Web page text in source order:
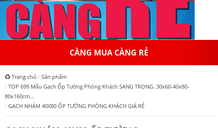
HỆ THỐNG HỒNGAPPOLLO
Trang chủ
Sản phẩm
TOP 699 Mẫu Gạch Ốp Tường Phòng Khách SANG TRỌNG. 30x60-40x80-
80x160cm...
GẠCH NHÁM 40X80 ỐP TƯỜNG PHÒNG KHÁCH GIÁ RẺ